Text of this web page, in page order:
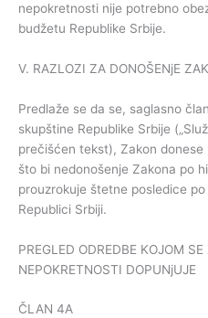
nepokretnosti nije potrebno
budžetu Republike Srbije.
V. RAZLOZI ZA DONOŠENjE
Predlaže se da se, saglasno
skupštine Republike Srbije
prečišćen tekst), Zakon
što bi nedonošenje Zakona po
prouzrokuje štetne posledice
Republici Srbiji.
PREGLED ODREDBE KOJOM
NEPOKRETNOSTI DOPUNjUJE
ČLAN 4A